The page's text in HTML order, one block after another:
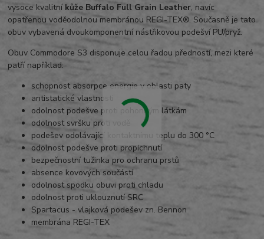
vysoce kvalitníkůže Buffalo Full Grain Leather, navíc
opatřenou voděodolnou membránou REGI-TEX®. Současně je tato
obuv vybavená dvoukomponentní nástřikovou podešví PU/pryž.
Obuv Commodore S3 disponuje celou řadou předností, mezi které
patří například:
schopnost absorpce energie v oblasti paty
antistatické vlastnosti
odolnost podešve proti pohonným látkám
odolnost svršku proti vodě
podešev odolávající kontaktnímu teplu do 300 °C
odolnost podešve proti propíchnutí
bezpečnostní tužinka pro ochranu prstů
absence kovových součástí
odolnost spodku obuvi proti chladu
odolnost proti uklouznutí SRC
Spartacus - vlajková podešev zn. Bennon
membrána REGI-TEX